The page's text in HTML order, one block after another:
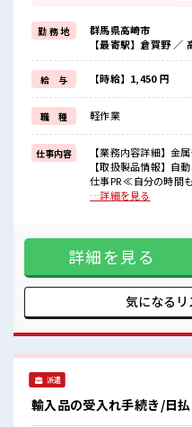
派手過ぎなければ髪型や髪色自
(規定有)制服があると毎日の服
≪初めての仕事だけど自分に
新しいことにチャレンジするの
しっかり働く環境が整っていま
イチからスキルUP・ステップ
≪自分に合った期間で働ける≫
福利厚生が整った派遣のお仕事
■職場の雰囲気
派手すぎなければ多少のヘア
20代が多数活躍中！
社会人経験が浅くてもOK！
勤 務 地
群馬県高崎市
【最寄駅】倉賀野 ／
給 与 【時給】1,450 円
職 種 軽作業
仕事内容
【業務内容詳細】金
【取扱製品情報】自動
仕事PR ≪自分の時間
ってはお願いするこ
そう≫ 新しいことに
り働く環境が整ってい
UP目指していきまし
利厚生が整った派遣のお仕事です！
なければ多少のヘア
が多数活躍中！ 社会
…詳細を見る
詳細を見る
気になるリ
派遣
輸入品の受入れ手続き/日